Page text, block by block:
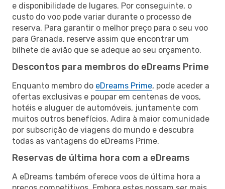
e disponibilidade de lugares. Por conseguinte, o
custo do voo pode variar durante o processo de
reserva. Para garantir o melhor preço para o seu voo
para Granada, reserve assim que encontrar um
bilhete de avião que se adeque ao seu orçamento.
Descontos para membros do eDreams Prime
Enquanto membro do eDreams Prime, pode aceder a
ofertas exclusivas e poupar em centenas de voos,
hotéis e aluguer de automóveis, juntamente com
muitos outros benefícios. Adira à maior comunidade
por subscrição de viagens do mundo e descubra
todas as vantagens do eDreams Prime.
Reservas de última hora com a eDreams
A eDreams também oferece voos de última hora a